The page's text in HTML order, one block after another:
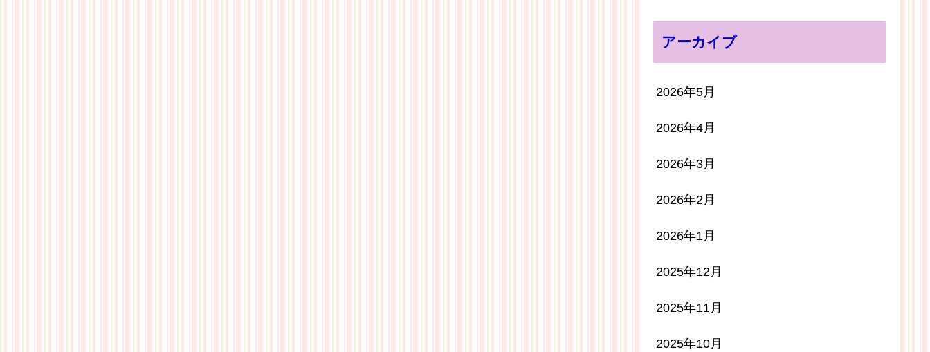
アーカイブ
2026年5月
2026年4月
2026年3月
2026年2月
2026年1月
2025年12月
2025年11月
2025年10月